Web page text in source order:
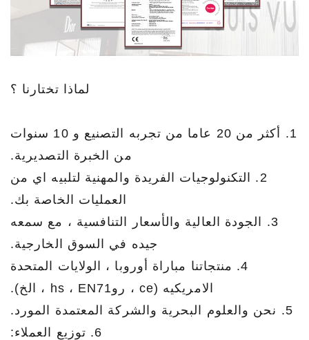
لماذا تختارنا ؟
1. أكثر من 20 عاما من تجربه التصنيع و 10 سنوات
من الخبرة التصديرية.
2. التكنولوجيات الفريدة والمهنية لتلبيه اي من
العمليات الخاصة بك.
3. الجودة العالية والأسعار التنافسية ، مع سمعه
جيده في السوق الخارجية.
4. منتجاتنا مباراة أوروبا ، الولايات المتحدة
الامريكيه (ce ، روhs ، EN71 ، الخ).
5. نحن والعلوم البحرية والشركة المعتمدة المورد.
6. توزيع العملاء: